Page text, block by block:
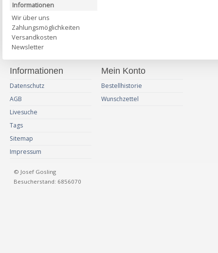
Informationen
Wir über uns
Zahlungsmöglichkeiten
Versandkosten
Newsletter
Informationen
Datenschutz
AGB
Livesuche
Tags
Sitemap
Impressum
Mein Konto
Bestellhistorie
Wunschzettel
© Josef Gosling
Besucherstand: 6856070